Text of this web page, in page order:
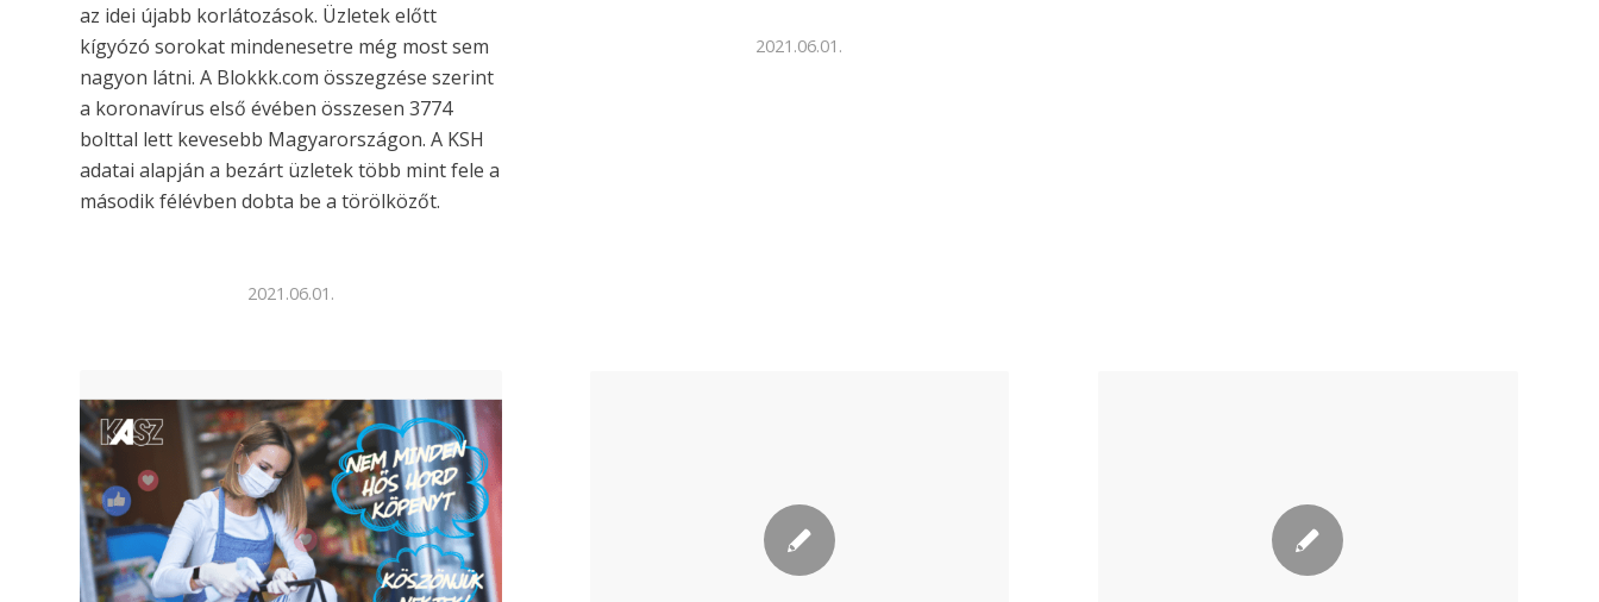
az idei újabb korlátozások. Üzletek előtt
kígyózó sorokat mindenesetre még most sem
nagyon látni. A Blokkk.com összegzése szerint
a koronavírus első évében összesen 3774
bolttal lett kevesebb Magyarországon. A KSH
adatai alapján a bezárt üzletek több mint fele a
második félévben dobta be a törölközőt.
2021.06.01.
2021.06.01.